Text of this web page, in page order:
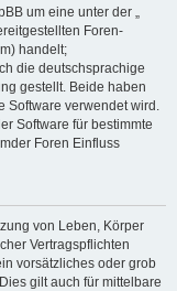
um eine unter der „
Foren-
handelt;
die deutschsprachige
gestellt. Beide haben
Software verwendet wird.
Software für bestimmte
Foren Einfluss
von Leben, Körper
Vertragspflichten
vorsätzliches oder grob
gilt auch für mittelbare